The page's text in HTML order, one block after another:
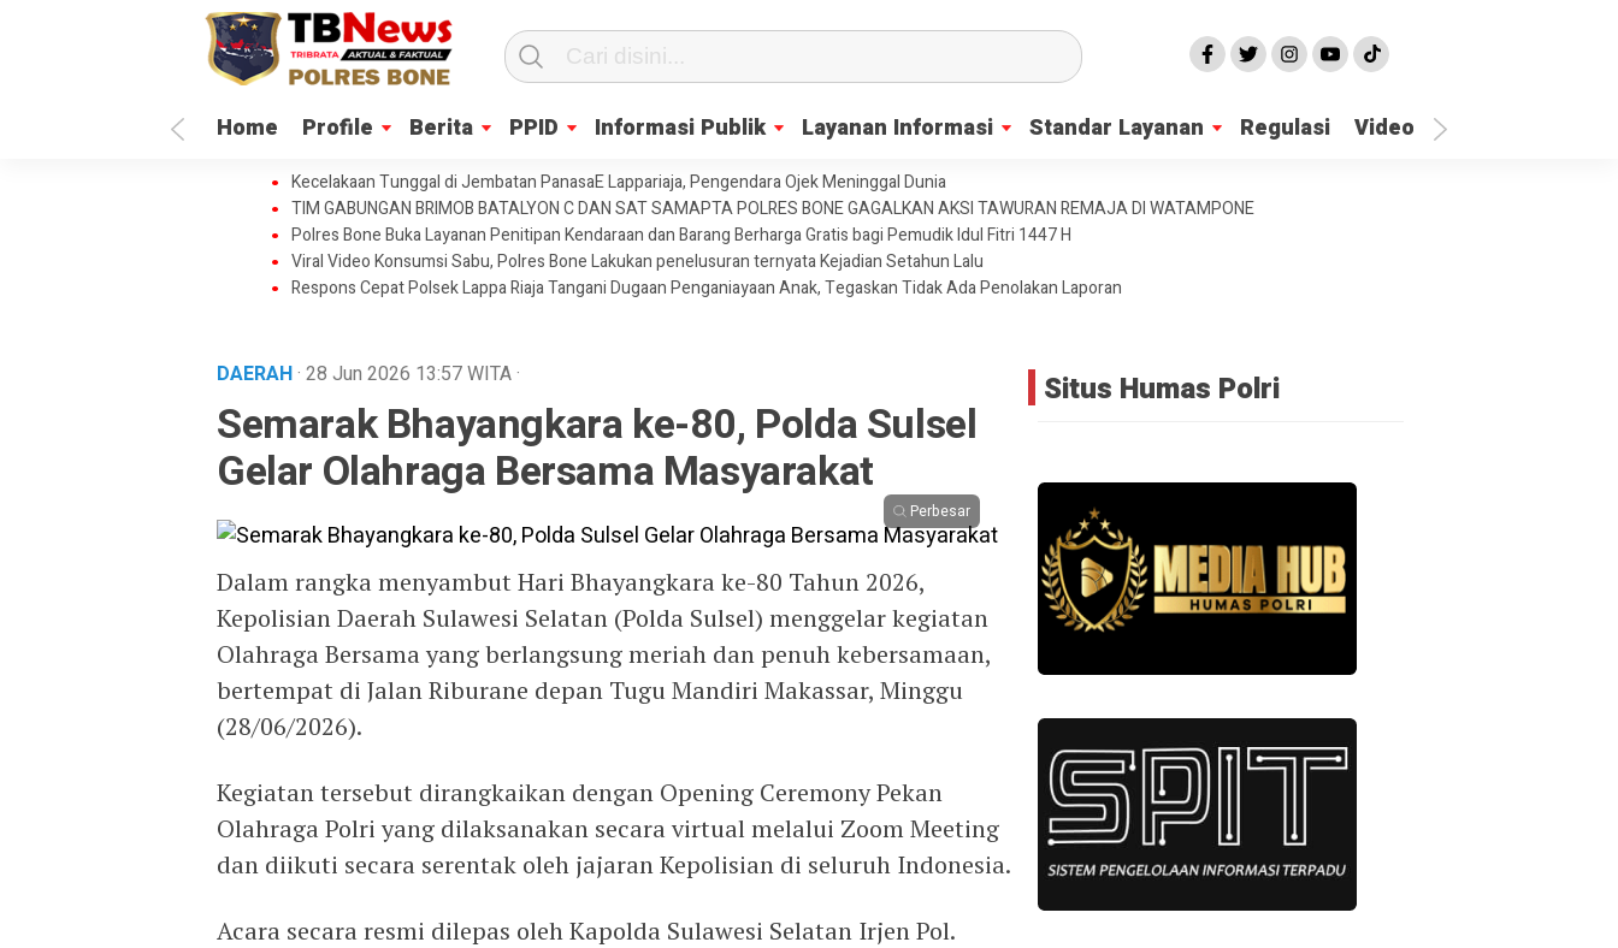
Home Profile Berita PPID Informasi Publik Layanan Informasi Standar Layanan Regulasi Video Lapor Gangguan
Kecelakaan Tunggal di Jembatan PanasaE Lappariaja, Pengendara Ojek Meninggal Dunia
TIM GABUNGAN BRIMOB BATALYON C DAN SAT SAMAPTA POLRES BONE GAGALKAN AKSI TAWURAN REMAJA DI WATAMPONE
Polres Bone Buka Layanan Penitipan Kendaraan dan Barang Berharga Gratis bagi Pemudik Idul Fitri 1447 H
Viral Video Konsumsi Sabu, Polres Bone Lakukan penelusuran ternyata Kejadian Setahun Lalu
Respons Cepat Polsek Lappa Riaja Tangani Dugaan Penganiayaan Anak, Tegaskan Tidak Ada Penolakan Laporan
DAERAH· 28 Jun 2026 13:57WITA·
Semarak Bhayangkara ke-80, Polda Sulsel
Gelar Olahraga Bersama Masyarakat
Perbesar
Dalam rangka menyambut Hari Bhayangkara ke-80 Tahun 2026,
Kepolisian Daerah Sulawesi Selatan (Polda Sulsel) menggelar kegiatan
Olahraga Bersama yang berlangsung meriah dan penuh kebersamaan,
bertempat di Jalan Riburane depan Tugu Mandiri Makassar, Minggu
(28/06/2026).
Kegiatan tersebut dirangkaikan dengan Opening Ceremony Pekan
Olahraga Polri yang dilaksanakan secara virtual melalui Zoom Meeting
dan diikuti secara serentak oleh jajaran Kepolisian di seluruh Indonesia.
Acara secara resmi dilepas oleh Kapolda Sulawesi Selatan Irjen Pol.
Situs Humas Polri